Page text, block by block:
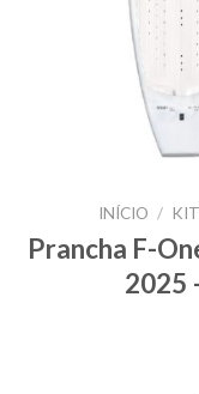
INÍCIO /
Prancha F-
2025